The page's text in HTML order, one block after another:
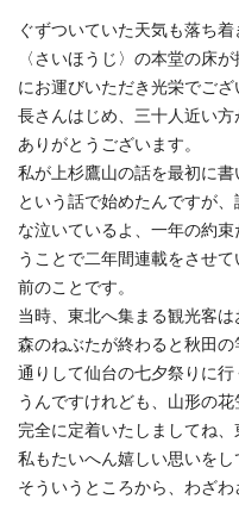
ぐずついていた天気も落ち
〈さいほうじ〉の本堂の床
にお運びいただき光栄でご
長さんはじめ、三十人近い
ありがとうございます。
私が上杉鷹山の話を最初に
という話で始めたんですが
な泣いているよ、一年の約
うことで二年間連載をさせ
前のことです。
当時、東北へ集まる観光客
森のねぶたが終わると秋田
通りして仙台の七夕祭りに
うんですけれども、山形の
完全に定着いたしましてね、
私もたいへん嬉しい思いをし
そういうところから、わざ